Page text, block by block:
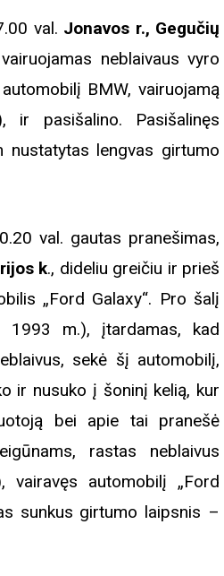
val. Jonavos r., Gegučių
neblaivaus vyro
BMW, vairuojamą
pasišalino. Pasišalinęs
nustatytas lengvas girtumo
val. gautas pranešimas,
k., dideliu greičiu ir prieš
„Ford Galaxy“. Pro šalį
1993 m.), įtardamas, kad
sekė šį automobilį,
ir nusuko į šoninį kelią, kur
bei apie tai pranešė
rastas neblaivus
automobilį „Ford
sunkus girtumo laipsnis –